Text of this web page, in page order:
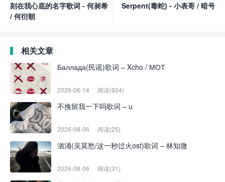
刻在我心底的名字歌词 - 何昶希
/ 何衍朝
Serpent(毒蛇) - 小表哥 / 暗号
相关文章
Баллада(民谣)歌词 – Xcho / МОТ
2026-06-14 阅读(934)
不挽留我一下吗歌词 – u
2026-08-06 阅读(25)
汹涌(吴莫愁/这一秒过火ost)歌词 – 林知微
2026-08-06 阅读(31)